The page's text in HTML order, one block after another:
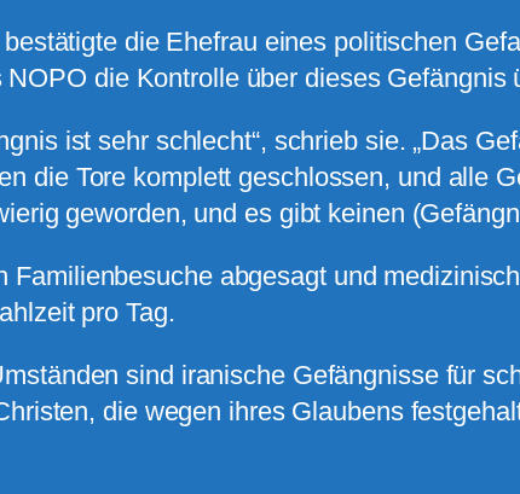
die Ehefrau eines politischen
die Kontrolle über dieses Gefängnis
ist sehr schlecht“, schrieb sie. „Das
die Tore komplett geschlossen, und alle
geworden, und es gibt keinen
Familienbesuche abgesagt und
pro Tag.
sind iranische Gefängnisse für
die wegen ihres Glaubens